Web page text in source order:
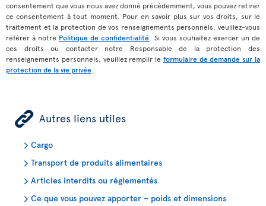
consentement que vous nous avez donné précédemment, vous pouvez retirer
ce consentement à tout moment. Pour en savoir plus sur vos droits, sur le
traitement et la protection de vos renseignements personnels, veuillez-vous
référer à notre Politique de confidentialité . Si vous souhaitez exercer un de
ces droits ou contacter notre Responsable de la protection des
renseignements personnels, veuillez remplir le formulaire de demande sur la
protection de la vie privée
ÿ Autres liens utiles
Cargo
Transport de produits alimentaires
Articles interdits ou réglementés
Ce que vous pouvez apporter – poids et dimensions